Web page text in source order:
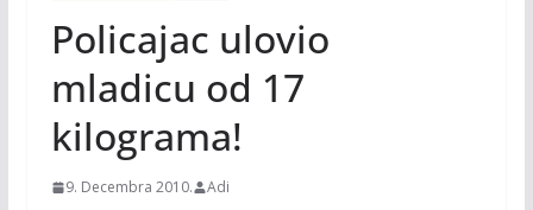
Policajac ulovio
mladicu od 17
kilograma!
9. Decembra 2010. Adi